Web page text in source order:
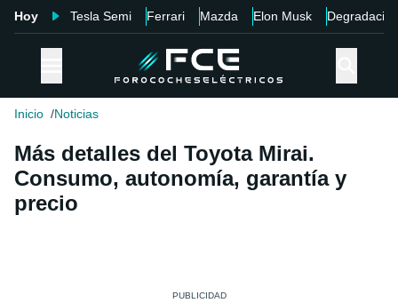
Hoy Tesla Semi Ferrari Mazda Elon Musk Degradación
Inicio Noticias
Más detalles del Toyota Mirai.
Consumo, autonomía, garantía y
precio